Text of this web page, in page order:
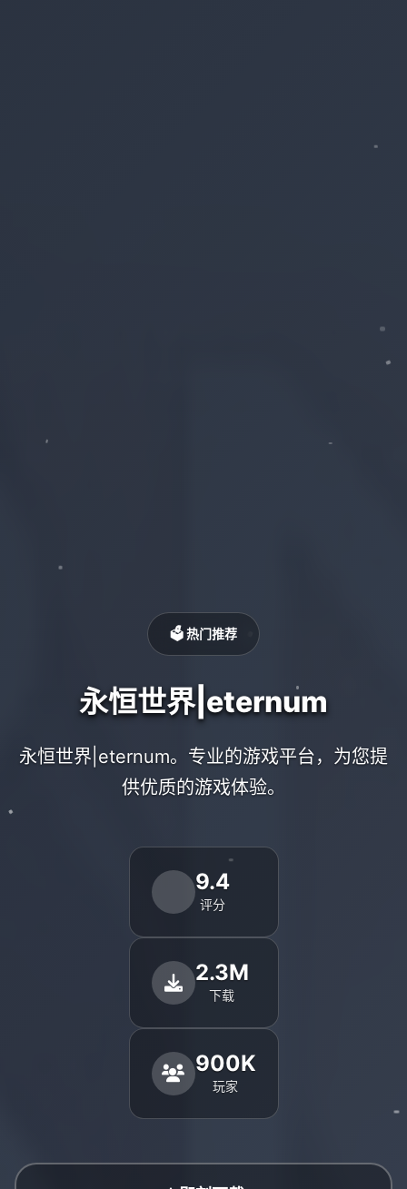
🗳️ 热门推荐
永恒世界|eternum
永恒世界|eternum。专业的游戏平台，为您提
供优质的游戏体验。
9.4
评分
2.3M
下载
900K
玩家